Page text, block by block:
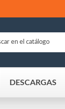
DESCARGAS